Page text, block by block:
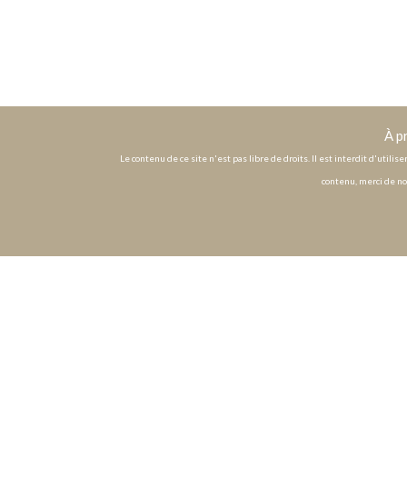
À
Le contenu de ce site n'est pas libre de droits. Il est interdit
contenu, merci de